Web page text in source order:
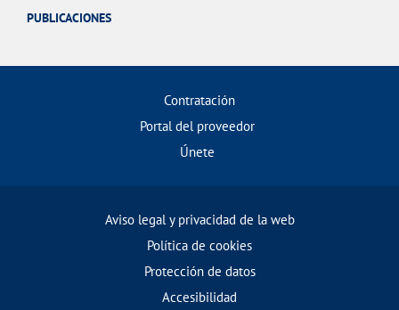
PUBLICACIONES
Contratación
Portal del proveedor
Únete
Aviso legal y privacidad de la web
Política de cookies
Protección de datos
Accesibilidad